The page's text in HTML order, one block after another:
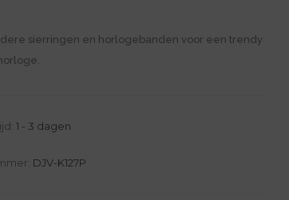
sierringen en horlogebanden voor een trendy
1 - 3 dagen
DJV-K127P